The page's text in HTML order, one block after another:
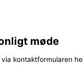
møde
kontaktformularen